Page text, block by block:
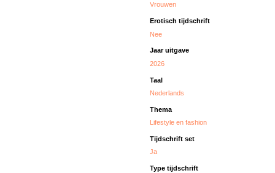
Vrouwen
Erotisch tijdschrift
Nee
Jaar uitgave
2026
Taal
Nederlands
Thema
Lifestyle en fashion
Tijdschrift set
Ja
Type tijdschrift